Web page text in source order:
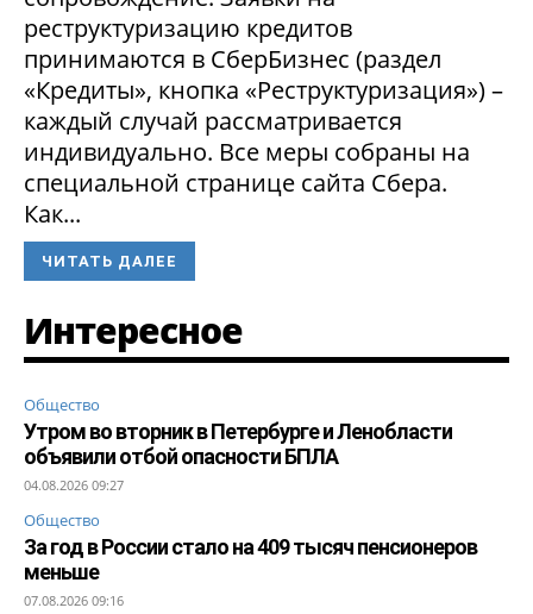
реструктуризацию кредитов
принимаются в СберБизнес (раздел
«Кредиты», кнопка «Реструктуризация») –
каждый случай рассматривается
индивидуально. Все меры собраны на
специальной странице сайта Сбера.
Как...
ЧИТАТЬ ДАЛЕЕ
Интересное
Общество
Утром во вторник в Петербурге и Ленобласти
объявили отбой опасности БПЛА
04.08.2026 09:27
Общество
За год в России стало на 409 тысяч пенсионеров
меньше
07.08.2026 09:16